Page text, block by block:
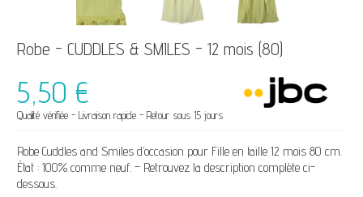
Robe - CUDDLES & SMILES - 12 mois (80)
5,50 €
Qualité vérifiée - Livraison rapide - Retour sous 15 jours
Robe Cuddles and Smiles d’occasion pour Fille en taille 12 mois 80 cm.
État : 100% comme neuf. – Retrouvez la description complète ci-
dessous.